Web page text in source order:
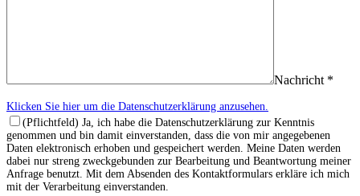
Nachricht *
Klicken Sie hier um die Datenschutzerklärung anzusehen.
(Pflichtfeld) Ja, ich habe die Datenschutzerklärung zur Kenntnis
genommen und bin damit einverstanden, dass die von mir angegebenen
Daten elektronisch erhoben und gespeichert werden. Meine Daten werden
dabei nur streng zweckgebunden zur Bearbeitung und Beantwortung meiner
Anfrage benutzt. Mit dem Absenden des Kontaktformulars erkläre ich mich
mit der Verarbeitung einverstanden.